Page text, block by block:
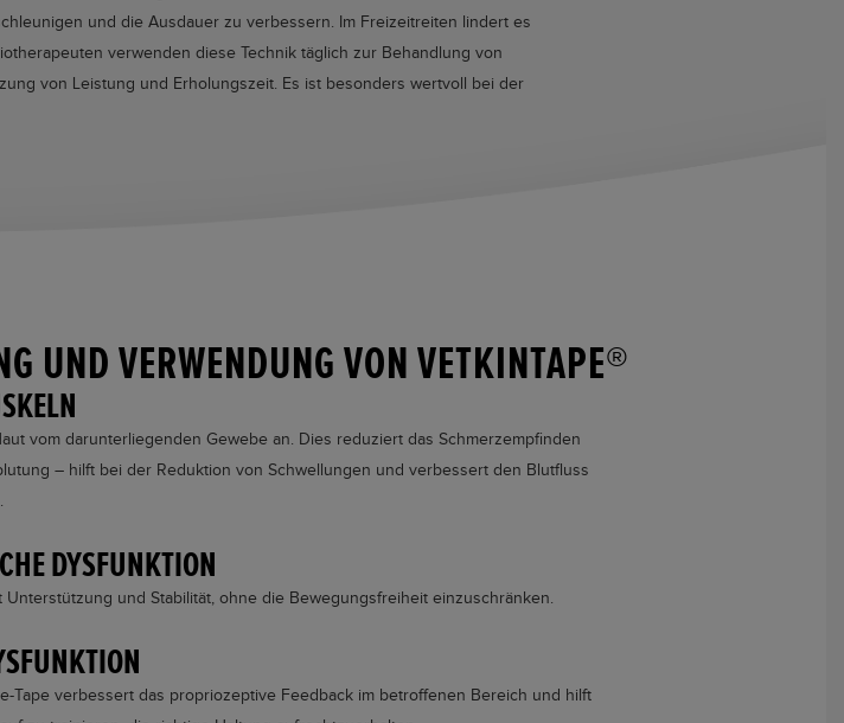
und die Ausdauer zu verbessern. Im Freizeitreiten lindert es
verwenden diese Technik täglich zur Behandlung von
von Leistung und Erholungszeit. Es ist besonders wertvoll bei der
UND VERWENDUNG VON VETKINTAPE®
vom darunterliegenden Gewebe an. Dies reduziert das Schmerzempfinden
– hilft bei der Reduktion von Schwellungen und verbessert den Blutfluss
DYSFUNKTION
Unterstützung und Stabilität, ohne die Bewegungsfreiheit einzuschränken.
Tape verbessert das propriozeptive Feedback im betroffenen Bereich und hilft